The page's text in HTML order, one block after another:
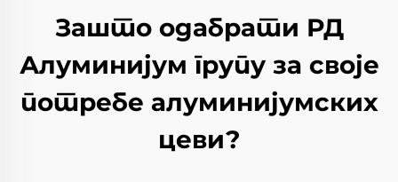
Зашто одабрати РД
Алуминијум групу за своје
потребе алуминијумских
цеви?